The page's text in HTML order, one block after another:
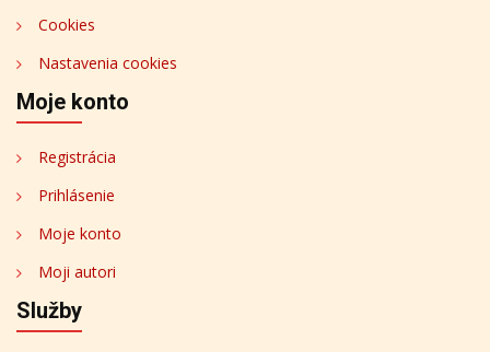
Cookies
Nastavenia cookies
Moje konto
Registrácia
Prihlásenie
Moje konto
Moji autori
Služby